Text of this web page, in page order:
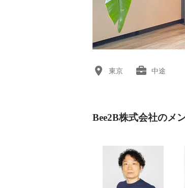
東京 中途
Bee2B株式会社のメ